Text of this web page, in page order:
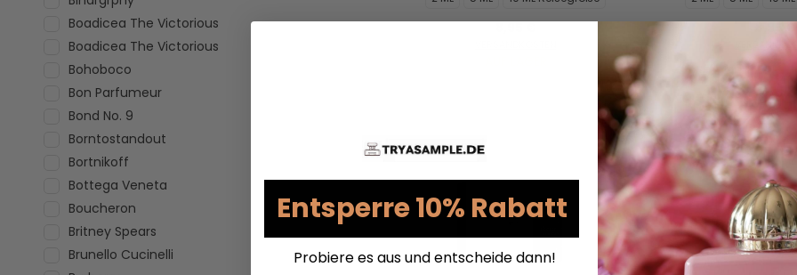
Boadicea The Victorious
Boadicea The Victorious
Bohoboco
Bon Parfumeur
Bond No. 9
Borntostandout
Bortnikoff
Bottega Veneta
Boucheron
Britney Spears
Brunello Cucinelli
AUF
Entsperre 10% Rabatt
Probiere es aus und entscheide dann!